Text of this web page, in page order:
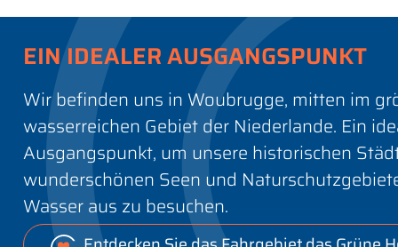
EIN IDEALER AUSGANGSPUNKT
Wir befinden uns in Woubrugge, mitten im
wasserreichen Gebiet der Niederlande. Ein
Ausgangspunkt, um unsere historischen
wunderschönen Seen und
Wasser aus zu besuchen.